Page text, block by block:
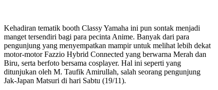
Kehadiran tematik booth Classy Yamaha ini pun sontak menjadi
manget tersendiri bagi para pecinta Anime. Banyak dari para
pengunjung yang menyempatkan mampir untuk melihat lebih dekat
motor-motor Fazzio Hybrid Connected yang berwarna Merah dan
Biru, serta berfoto bersama cosplayer. Hal ini seperti yang
ditunjukan oleh M. Taufik Amirullah, salah seorang pengunjung
Jak-Japan Matsuri di hari Sabtu (19/11).